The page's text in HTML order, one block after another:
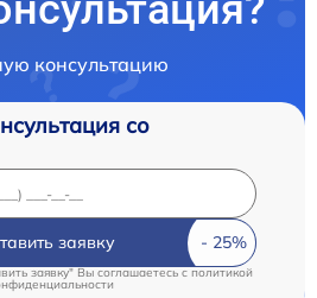
консультацию
со
заявку
заявку" Вы соглашаетесь c политикой